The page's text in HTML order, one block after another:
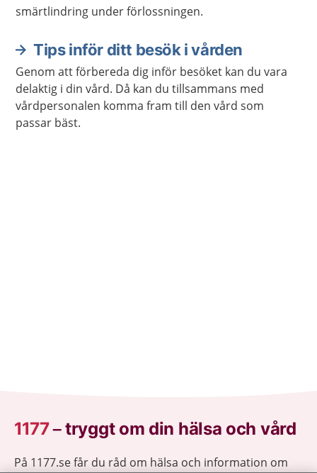
smärtlindring under förlossningen.
Tips inför ditt besök i vården
Genom att förbereda dig inför besöket kan du vara
delaktig i din vård. Då kan du tillsammans med
vårdpersonalen komma fram till den vård som
passar bäst.
1177–tryggt om din hälsa och vård
På 1177.se får du råd om hälsa och information om